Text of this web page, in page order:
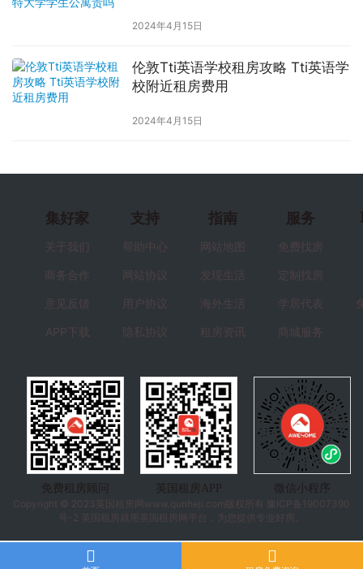
2024年4月15日
伦敦Tti英语学校租房攻略 Tti英语学
校附近租房费用
2024年4月15日
集好家
关于我们
商务合作
意见反馈
APP下载
支持
帮助中心
网站协议
用户协议
隐私协议
指南
网站地图
发现生活
海外生活
租房资讯
服务
免费找房
定制找房
学居代表
商城服务
免费租房顾问 英国租房APP
微信小程序
Copyright © 2023 英国租房 网www.qunheji.com版权所有
豫ICP备19007390
号-2 英国租房就用英国租房网平台，为您提供专业好房。